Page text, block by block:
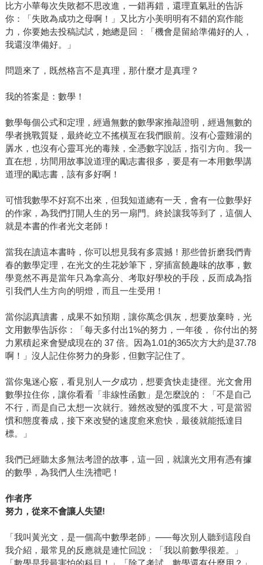
比方小華每次失敗都不思改進，一錯再錯，還理直氣壯的告訴
你：「失敗為成功之母啊！」又比方小美明明有不錯的寫作能
力，你要她去投稿試試，她總是回：「機會是留給準備好的人，
我還沒準備好。」
問題來了，既然格言不是真理，那什麼才是真理？
我的答案是：數學！
數學每個公式和定理，經過無數的數學家推敲證明，經過無數的
學者挑戰質疑，最終屹立不搖橫亙在我們眼前。沒有心靈雞湯的
羼水，也沒有心靈耳光的毒辣，全憑數字說話，指引方向。我一
直在想，坊間用故事說道理的勵志書很多，要是有一本用數學講
道理的勵志書，該有多好啊！
可惜我數學不好寫不出來，但我知道總有一天，會有一位數學好
的作家，為我們打開人生的另一扇門。終於讓我等到了，這個人
就是本書的作者光文老師！
當我在讀這本書時，你可以想見我有多震撼！那些曾折磨我們青
春的數學定理，在光文的生花妙筆下，穿插富饒趣味的故事，數
學竟然不再是當年只為拿高分、考取好學校的手段，反而成為指
引我們人生方向的明燈，而且一生受用！
當你認真讀書，成果不如預期，讓你萬念俱灰，想要放棄時，光
文用數學告訴你：「每天多付出1%的努力，一年後， 你付出的努
力累積起來會變成現在的 37 倍。因為1.01的365次方大約是37.78
啊！」沒人記住你努力的身影，但數字記住了。
當你鬼迷心竅，看見別人一夕成功，想要貪快走捷徑。光文會用
數學拉住你，讓你看看「非線性函數」是怎麼說的：「不是自己
不行，而是自己太想一次就行。雖然改變的弧度不大，可是當習
慣和態度養成，接下來改變的速度愈來愈快，最後就能抵達目
標。」
我們已經聽太多無法考證的故事，這一回，就讓光文用有憑有據
的數學，為我們人生洗禮吧！
作者序
努力，從來不會讓人失望!
「我叫黃光文，是一個高中數學老師」⸺每次別人聽到這段自
我介紹，最常見的反應就是連忙回說：「我以前數學很差。」
「數學是我最害怕的科目！」「除了考試，數學還有什麼用？」